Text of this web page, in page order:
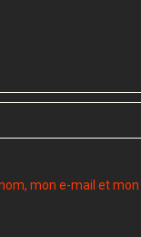
mon e-mail et